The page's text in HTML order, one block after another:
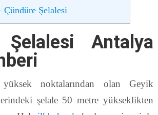
Çündüre Şelalesi
Şelalesi Antalya
yüksek noktalarından olan Geyik
şelale 50 metre yükseklikten